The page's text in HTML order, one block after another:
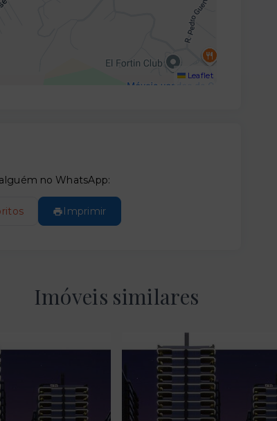
Leaflet
no WhatsApp:
Imprimir
Imóveis similares